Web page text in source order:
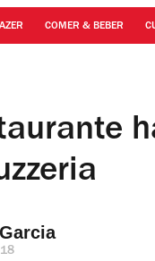
COMER & BEBER